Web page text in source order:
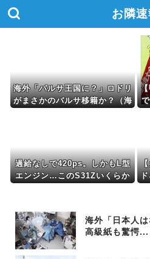
お隣
海外「バルサ王国に？」ロドリ
がまさかのバルサ移籍か？（海
【
過給なしで420ps。しかもL型
エンジン…このS31Zいくらか
【
海外「日本人
高級紙も驚愕...